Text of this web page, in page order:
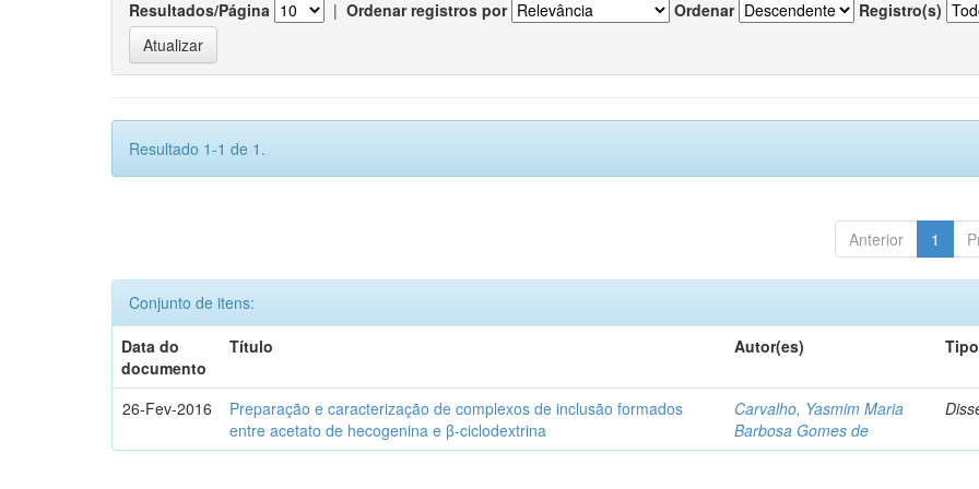
Resultados/Página | Ordenar registros por Ordenar Registro(s)
Resultado 1-1 de 1.
Anterior 1
Conjunto de itens:
Data do
documento
Título Autor(es) Tipo
26-Fev-2016
Preparação e caracterização de complexos de inclusão formados
entre acetato de hecogenina e β-ciclodextrina
Carvalho, Yasmim Maria
Barbosa Gomes de